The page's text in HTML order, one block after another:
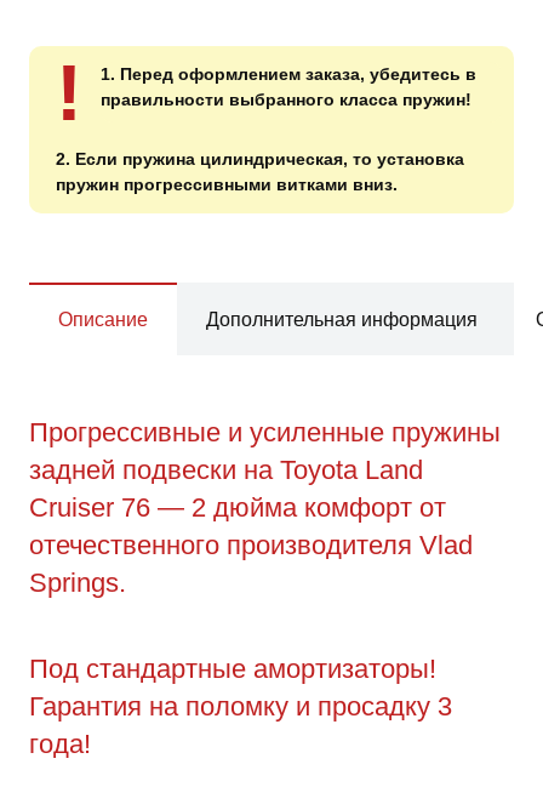
!
1. Перед оформлением заказа, убедитесь в
правильности выбранного класса пружин!
2. Если пружина цилиндрическая, то установка
пружин прогрессивными витками вниз.
Описание Дополнительная информация
Прогрессивные и усиленные пружины
задней подвески на Toyota Land
Cruiser 76 — 2 дюйма комфорт от
отечественного производителя Vlad
Springs.
Под стандартные амортизаторы!
Гарантия на поломку и просадку 3
года!